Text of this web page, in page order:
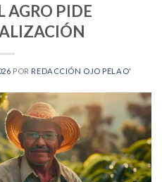
AGRO PIDE
POR REDACCIÓN OJO PELAO'